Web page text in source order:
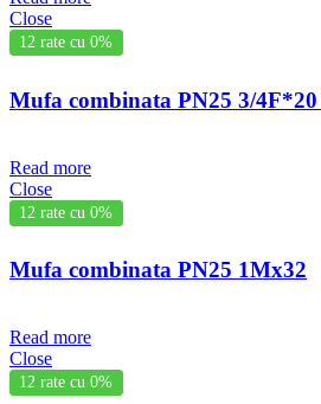
Close
12 rate cu 0%
Mufa combinata PN25 3/4F*20
Read more
Close
12 rate cu 0%
Mufa combinata PN25 1Mx32
Read more
Close
12 rate cu 0%